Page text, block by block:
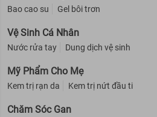
Bao cao su Gel bôi trơn
Vệ Sinh Cá Nhân
Nước rửa tay Dung dịch vệ sinh
Mỹ Phẩm Cho Mẹ
Kem trị rạn da Kem trị nứt đầu ti
Chăm Sóc Gan